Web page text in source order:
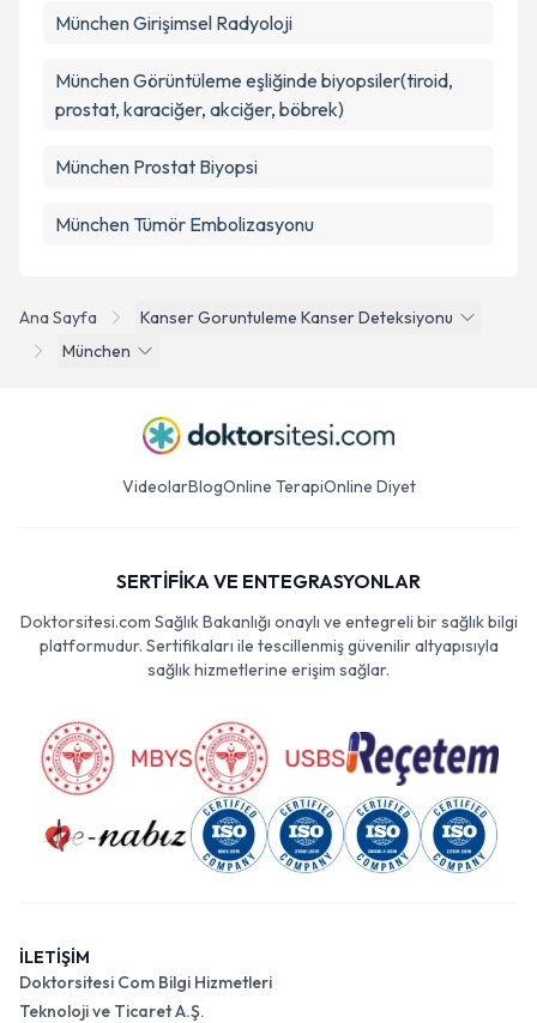
Ana Sayfa
Kanser Goruntuleme Kanser Deteksiyonu
München
München Girişimsel Radyoloji
München Görüntüleme eşliğinde biyopsiler(tiroid,
prostat, karaciğer, akciğer, böbrek)
München Prostat Biyopsi
München Tümör Embolizasyonu
VideolarBlogOnline TerapiOnline Diyet
SERTİFİKA VE ENTEGRASYONLAR
Doktorsitesi.com Sağlık Bakanlığı onaylı ve entegreli bir sağlık bilgi
platformudur. Sertifikaları ile tescillenmiş güvenilir altyapısıyla
sağlık hizmetlerine erişim sağlar.
İLETİŞİM
Doktorsitesi Com Bilgi Hizmetleri
Teknoloji ve Ticaret A.Ş.